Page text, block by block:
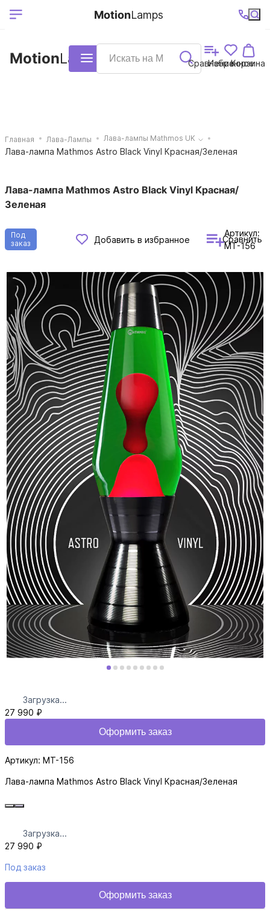
Ваш регион
Выберите ваш
+7 (495)740-
38-68
График
работы
MotionLamps Каталог Сравнение
Избранное
Корзина
MotionLamps
Главная Лава-Лампы Лава-лампы Mathmos UK
Лава-лампа Mathmos Astro Black Vinyl Красная/Зеленая
Лава-лампа Mathmos Astro Black Vinyl Красная/
Зеленая
Под
заказ
Добавить в избранное Сравнить
Артикул:
MT-156
Загрузка...
27 990 ₽
Оформить заказ
Артикул: MT-156
Лава-лампа Mathmos Astro Black Vinyl Красная/Зеленая
Загрузка...
27 990 ₽
Под заказ
Оформить заказ